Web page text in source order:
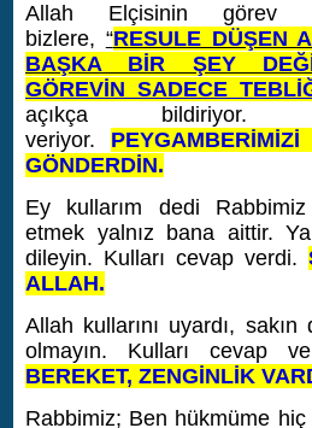
Allah Elçisinin görev
bizlere, “RESULE DÜŞEN
BAŞKA BİR ŞEY
GÖREVİN SADECE
açıkça bildiriyor.
veriyor.
GÖNDERDİN.
Ey kullarım dedi
etmek yalnız bana aittir.
dileyin. Kulları cevap verdi.
ALLAH.
Allah kullarını uyardı,
olmayın. Kulları cevap
BEREKET, ZENGİNLİK
Rabbimiz; Ben hükmüme